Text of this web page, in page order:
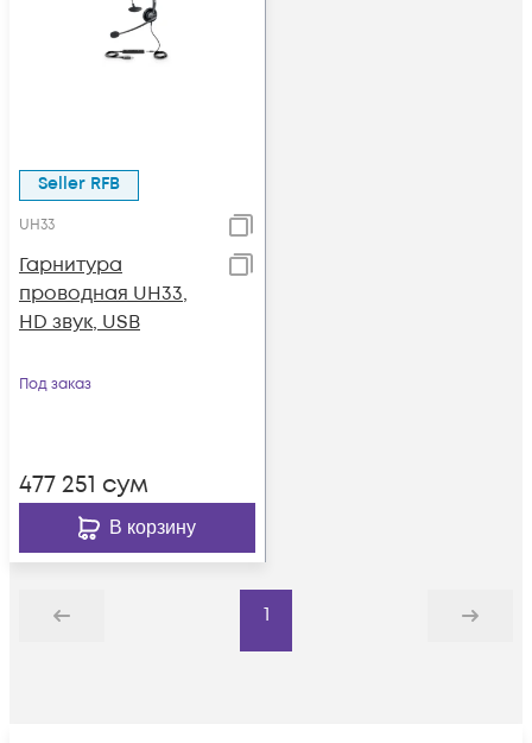
Seller RFB
UH33
Гарнитура
проводная UH33,
HD звук, USB
Под заказ
477 251 сум
В корзину
Назад
1
Дальше